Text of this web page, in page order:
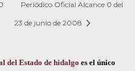
Periódico Oficial Alcance 0 del
23 de junio de 2008
del Estado de hidalgo es el único